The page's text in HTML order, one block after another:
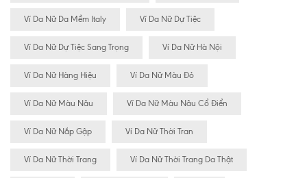
Ví Da Nữ Da Mềm Italy Ví Da Nữ Dự Tiệc
Ví Da Nữ Dự Tiệc Sang Trọng Ví Da Nữ Hà Nội
Ví Da Nữ Hàng Hiệu Ví Da Nữ Màu Đỏ
Ví Da Nữ Màu Nâu Ví Da Nữ Màu Nâu Cổ Điển
Ví Da Nữ Nắp Gập Ví Da Nữ Thời Tran
Ví Da Nữ Thời Trang Ví Da Nữ Thời Trang Da Thật